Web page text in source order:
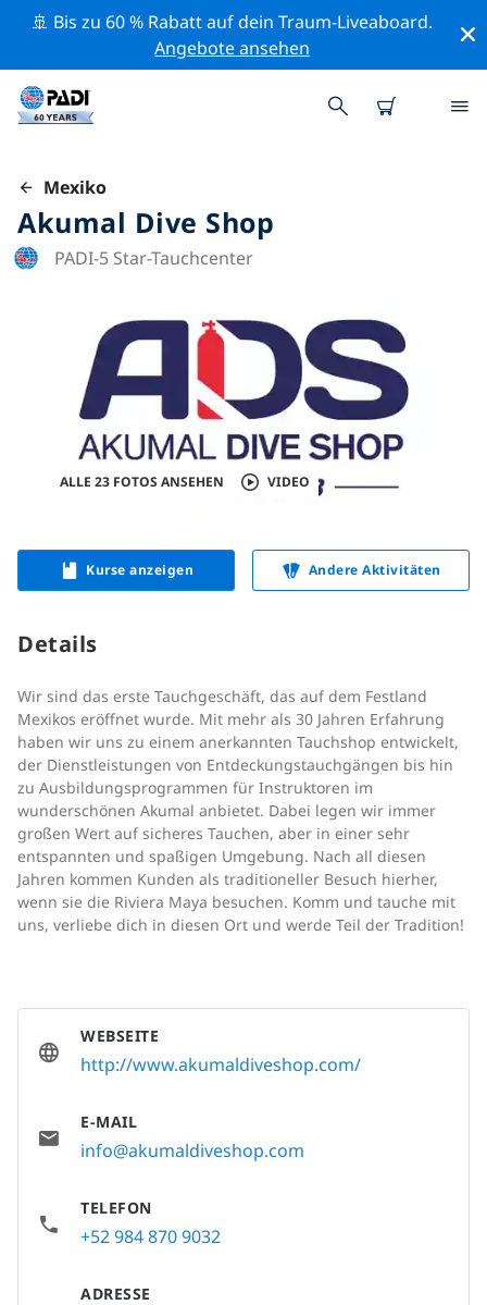
🚢 Bis zu 60 % Rabatt auf dein Traum-Liveaboard.
Angebote ansehen
Mexiko
Akumal Dive Shop
PADI-5 Star-Tauchcenter
ALLE 23 FOTOS ANSEHEN VIDEO
Kurse anzeigen Andere Aktivitäten
Details
Wir sind das erste Tauchgeschäft, das auf dem Festland
Mexikos eröffnet wurde. Mit mehr als 30 Jahren Erfahrung
haben wir uns zu einem anerkannten Tauchshop entwickelt,
der Dienstleistungen von Entdeckungstauchgängen bis hin
zu Ausbildungsprogrammen für Instruktoren im
wunderschönen Akumal anbietet. Dabei legen wir immer
großen Wert auf sicheres Tauchen, aber in einer sehr
entspannten und spaßigen Umgebung. Nach all diesen
Jahren kommen Kunden als traditioneller Besuch hierher,
wenn sie die Riviera Maya besuchen. Komm und tauche mit
uns, verliebe dich in diesen Ort und werde Teil der Tradition!
WEBSEITE
http://www.akumaldiveshop.com/
E-MAIL
info@akumaldiveshop.com
TELEFON
+52 984 870 9032
ADRESSE